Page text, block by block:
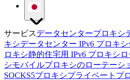
サービスデータセンタープロキシ
キシデータセンター IPv6 プロキシ
ロキシ静的住宅用 IPv6 プロキシ
シモバイルプロキシのローテーシ
SOCKS5プロキシプライベートプ